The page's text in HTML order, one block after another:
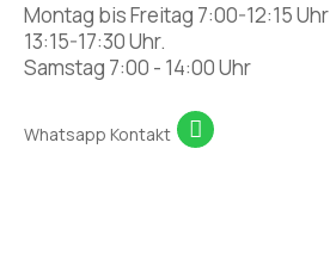
Montag bis Freitag 7:00-12:15 Uhr
13:15-17:30 Uhr.
Samstag 7:00 - 14:00 Uhr
Whatsapp Kontakt